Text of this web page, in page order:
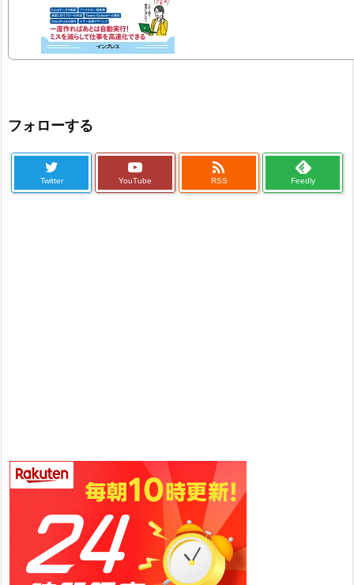
フォローする
Twitter YouTube

RSS Feedly